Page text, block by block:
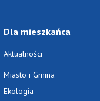
Dla mieszkańca
Aktualności
Miasto i Gmina
Ekologia